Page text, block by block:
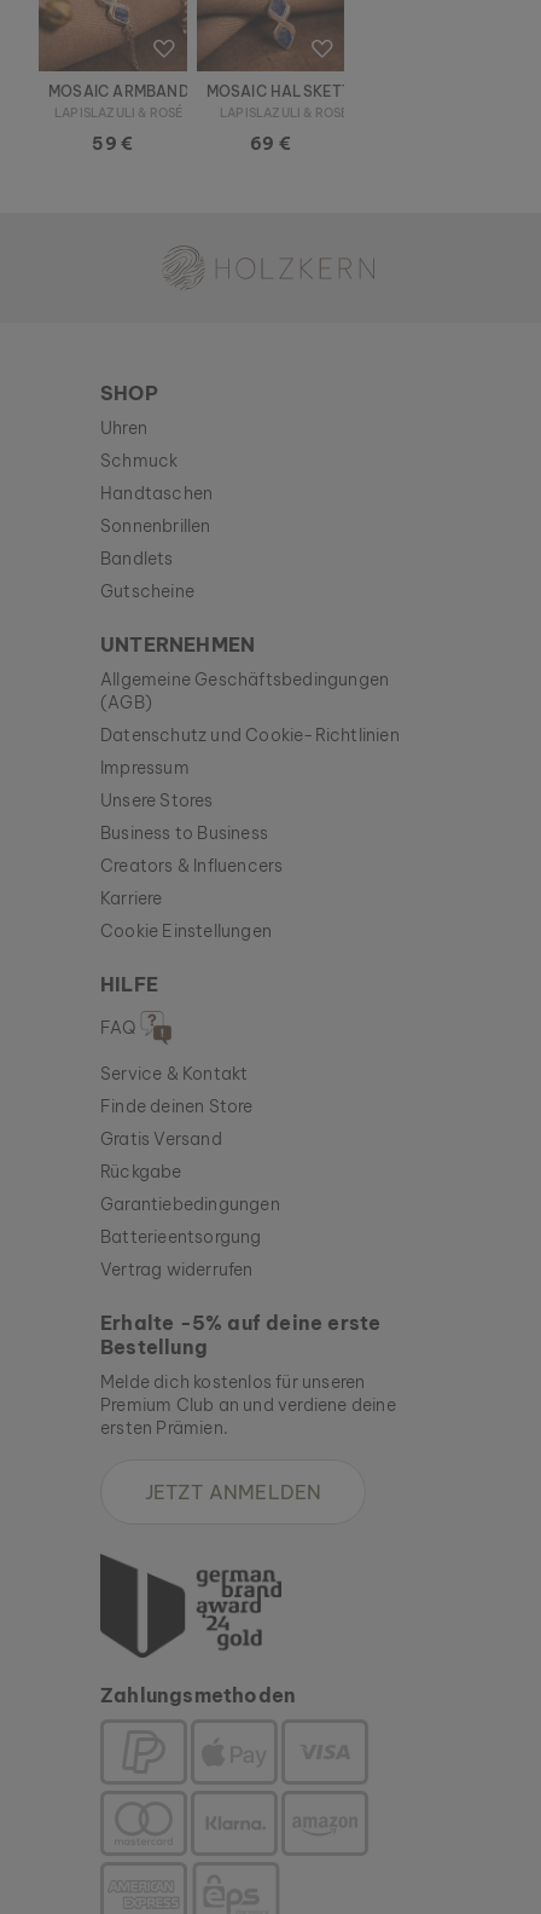
MOSAIC ARMBAND
LAPISLAZULI & ROSÉ
59 €
MOSAIC HALSKETTE
LAPISLAZULI & ROSÉ
69 €
SHOP
Uhren
Schmuck
Handtaschen
Sonnenbrillen
Bandlets
Gutscheine
UNTERNEHMEN
Allgemeine Geschäftsbedingungen
(AGB)
Datenschutz und Cookie-Richtlinien
Impressum
Unsere Stores
Business to Business
Creators & Influencers
Karriere
Cookie Einstellungen
HILFE
FAQ
Service & Kontakt
Finde deinen Store
Gratis Versand
Rückgabe
Garantiebedingungen
Batterieentsorgung
Vertrag widerrufen
Erhalte -5% auf deine erste
Bestellung
Melde dich kostenlos für unseren
Premium Club an und verdiene deine
ersten Prämien.
JETZT ANMELDEN
Zahlungsmethoden